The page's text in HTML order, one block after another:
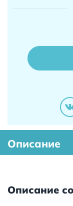
Описание
Описание